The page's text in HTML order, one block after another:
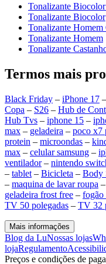
Tonalizante
Tonalizante Biocolor
Tonalizante Homem
Tonalizante Homem
Tonalizante
Termos mais
Black Friday – iPhone 17 –
Copa – S26 – Hub de
Hub Tvs – iphone 15 –
max – geladeira – poco x7
protein – microondas –
max – celular samsung –
ventilador– nintendo
– tablet – Bicicleta – Body
– maquina de lavar roupa –
geladeira frost free – fogão
TV 50 polegadas – TV 32
Mais informações
Blog da LuNossas lojas
lojaRegulamento
Preços e condições de